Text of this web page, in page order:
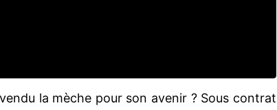
la mèche pour son avenir ? Sous contrat